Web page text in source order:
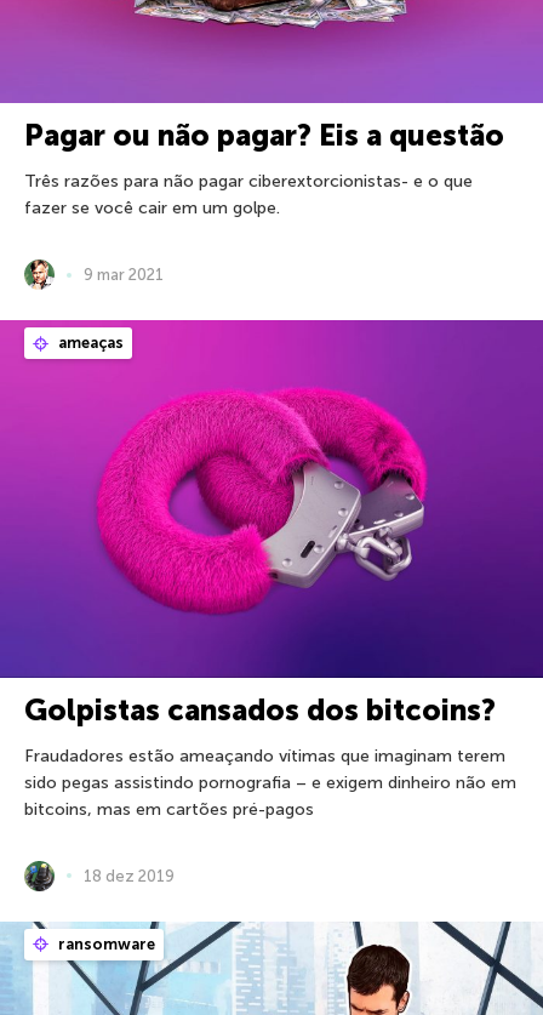
Pagar ou não pagar? Eis a questão
Três razões para não pagar ciberextorcionistas- e o que
fazer se você cair em um golpe.
9 mar 2021
ameaças
Golpistas cansados dos bitcoins?
Fraudadores estão ameaçando vítimas que imaginam terem
sido pegas assistindo pornografia – e exigem dinheiro não em
bitcoins, mas em cartões pré-pagos
18 dez 2019
ransomware